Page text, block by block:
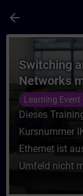
arrow_back
Kurs -
Switching
Networks
Training)
Learning Event
Dieses
Kursnummer
Ethernet ist
Umfeld nicht